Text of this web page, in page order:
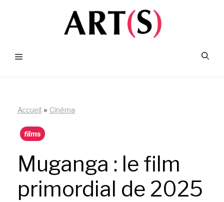
Accueil » Cinéma
films
Muganga : le film
primordial de 2025